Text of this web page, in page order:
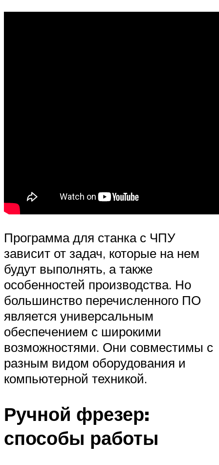
Программа для станка с ЧПУ
зависит от задач, которые на нем
будут выполнять, а также
особенностей производства. Но
большинство перечисленного ПО
является универсальным
обеспечением с широкими
возможностями. Они совместимы с
разным видом оборудования и
компьютерной техникой.
Ручной фрезер:
способы работы